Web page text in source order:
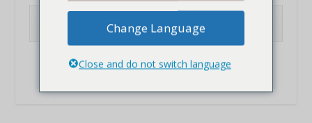
KLICK HIER UM MEHR ZU ERFAHREN
Change Language
Close and do not switch language